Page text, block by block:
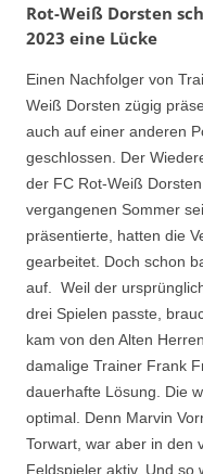
Rot-Weiß Dorsten
2023 eine Lücke
Einen Nachfolger von
Weiß Dorsten zügig
auch auf einer anderen
geschlossen. Der
der FC Rot-Weiß
vergangenen Sommer
präsentierte, hatten die
gearbeitet. Doch schon
auf. Weil der
drei Spielen passte,
kam von den Alten
damalige Trainer Frank
dauerhafte Lösung. Die
optimal. Denn Marvin
Torwart, war aber in den
Feldspieler aktiv. Und so